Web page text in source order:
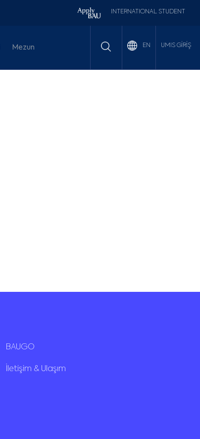
INTERNATIONAL STUDENT
Mezun EN UMIS GİRİŞ
BAUGO
İletişim & Ulaşım